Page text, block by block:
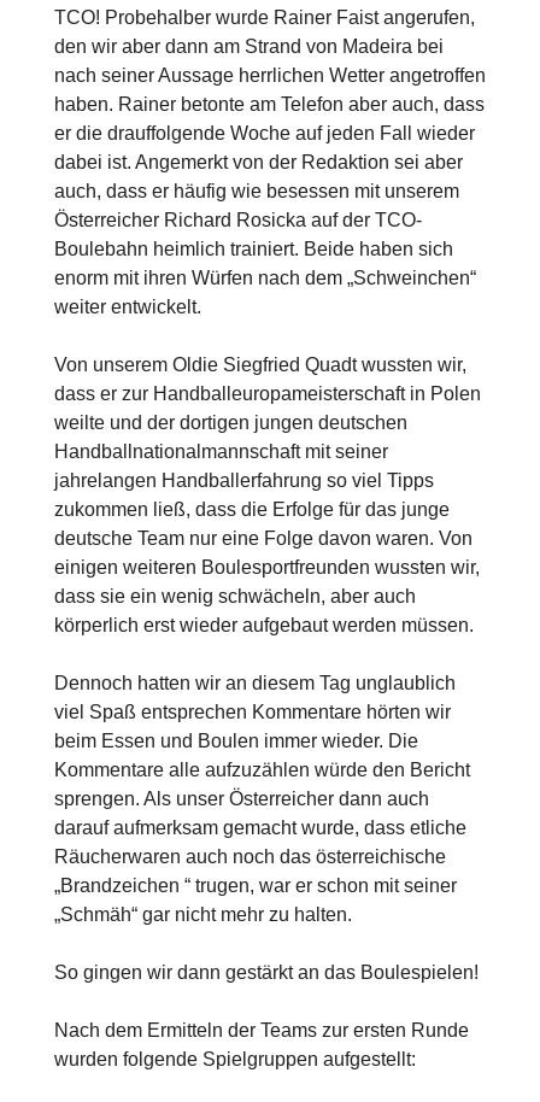
TCO! Probehalber wurde Rainer Faist angerufen,
den wir aber dann am Strand von Madeira bei
nach seiner Aussage herrlichen Wetter angetroffen
haben. Rainer betonte am Telefon aber auch, dass
er die drauffolgende Woche auf jeden Fall wieder
dabei ist. Angemerkt von der Redaktion sei aber
auch, dass er häufig wie besessen mit unserem
Österreicher Richard Rosicka auf der TCO-
Boulebahn heimlich trainiert. Beide haben sich
enorm mit ihren Würfen nach dem „Schweinchen“
weiter entwickelt.
Von unserem Oldie Siegfried Quadt wussten wir,
dass er zur Handballeuropameisterschaft in Polen
weilte und der dortigen jungen deutschen
Handballnationalmannschaft mit seiner
jahrelangen Handballerfahrung so viel Tipps
zukommen ließ, dass die Erfolge für das junge
deutsche Team nur eine Folge davon waren. Von
einigen weiteren Boulesportfreunden wussten wir,
dass sie ein wenig schwächeln, aber auch
körperlich erst wieder aufgebaut werden müssen.
Dennoch hatten wir an diesem Tag unglaublich
viel Spaß entsprechen Kommentare hörten wir
beim Essen und Boulen immer wieder. Die
Kommentare alle aufzuzählen würde den Bericht
sprengen. Als unser Österreicher dann auch
darauf aufmerksam gemacht wurde, dass etliche
Räucherwaren auch noch das österreichische
„Brandzeichen “ trugen, war er schon mit seiner
„Schmäh“ gar nicht mehr zu halten.
So gingen wir dann gestärkt an das Boulespielen!
Nach dem Ermitteln der Teams zur ersten Runde
wurden folgende Spielgruppen aufgestellt: